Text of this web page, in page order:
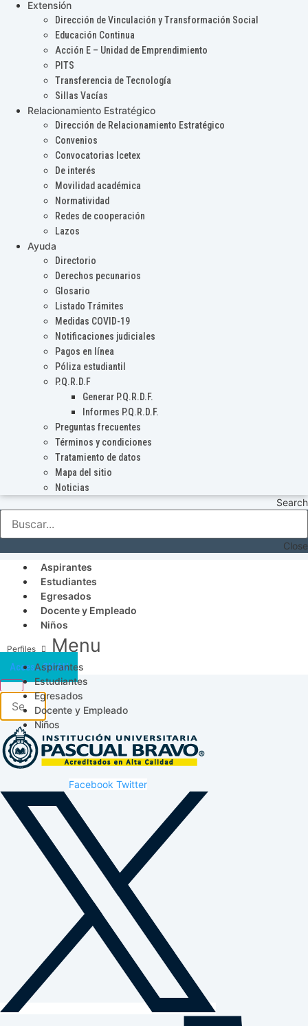
Extensión
Dirección de Vinculación y Transformación Social
Educación Continua
Acción E – Unidad de Emprendimiento
PITS
Transferencia de Tecnología
Sillas Vacías
Relacionamiento Estratégico
Dirección de Relacionamiento Estratégico
Convenios
Convocatorias Icetex
De interés
Movilidad académica
Normatividad
Redes de cooperación
Lazos
Ayuda
Directorio
Derechos pecunarios
Glosario
Listado Trámites
Medidas COVID-19
Notificaciones judiciales
Pagos en línea
Póliza estudiantil
P.Q.R.D.F
Generar P.Q.R.D.F.
Informes P.Q.R.D.F.
Preguntas frecuentes
Términos y condiciones
Tratamiento de datos
Mapa del sitio
Noticias
Search
Close
Aspirantes
Estudiantes
Egresados
Docente y Empleado
Niños
Menu
Aspirantes
Estudiantes
Egresados
Docente y Empleado
Niños
Acceso SICAU
Facebook Twitter